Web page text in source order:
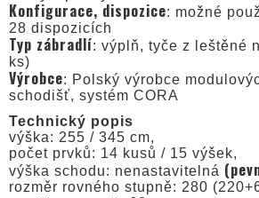
Konfigurace, dispozice: možné
28 dispozicích
Typ zábradlí: výplň, tyče z leštěné
ks)
Výrobce: Polský výrobce
schodišť, systém CORA
Technický popis
výška: 255 / 345 cm,
počet prvků: 14 kusů / 15 výšek,
výška schodu: nenastavitelná
rozměr rovného stupně: 280